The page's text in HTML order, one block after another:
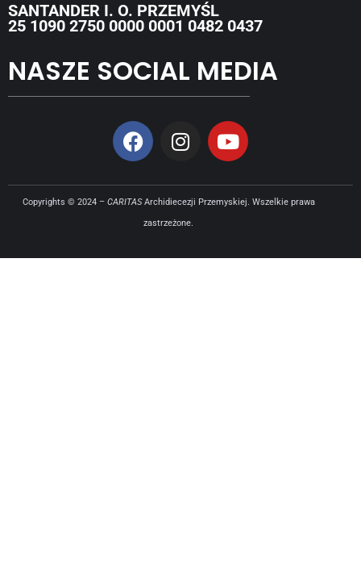
SANTANDER I. O. PRZEMYŚL
25 1090 2750 0000 0001 0482 0437
NASZE SOCIAL MEDIA
Copyrights © 2024 – CARITASArchidiecezji Przemyskiej. Wszelkie prawa
zastrzeżone.